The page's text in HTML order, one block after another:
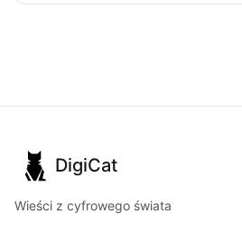
DigiCat
Wieści z cyfrowego świata